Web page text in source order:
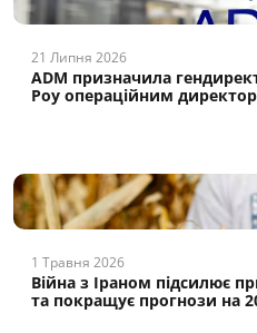
21 Липня 2026
ADM призначила
Роу операційним
1 Травня 2026
Війна з Іраном підсилює
та покращує прогнози на